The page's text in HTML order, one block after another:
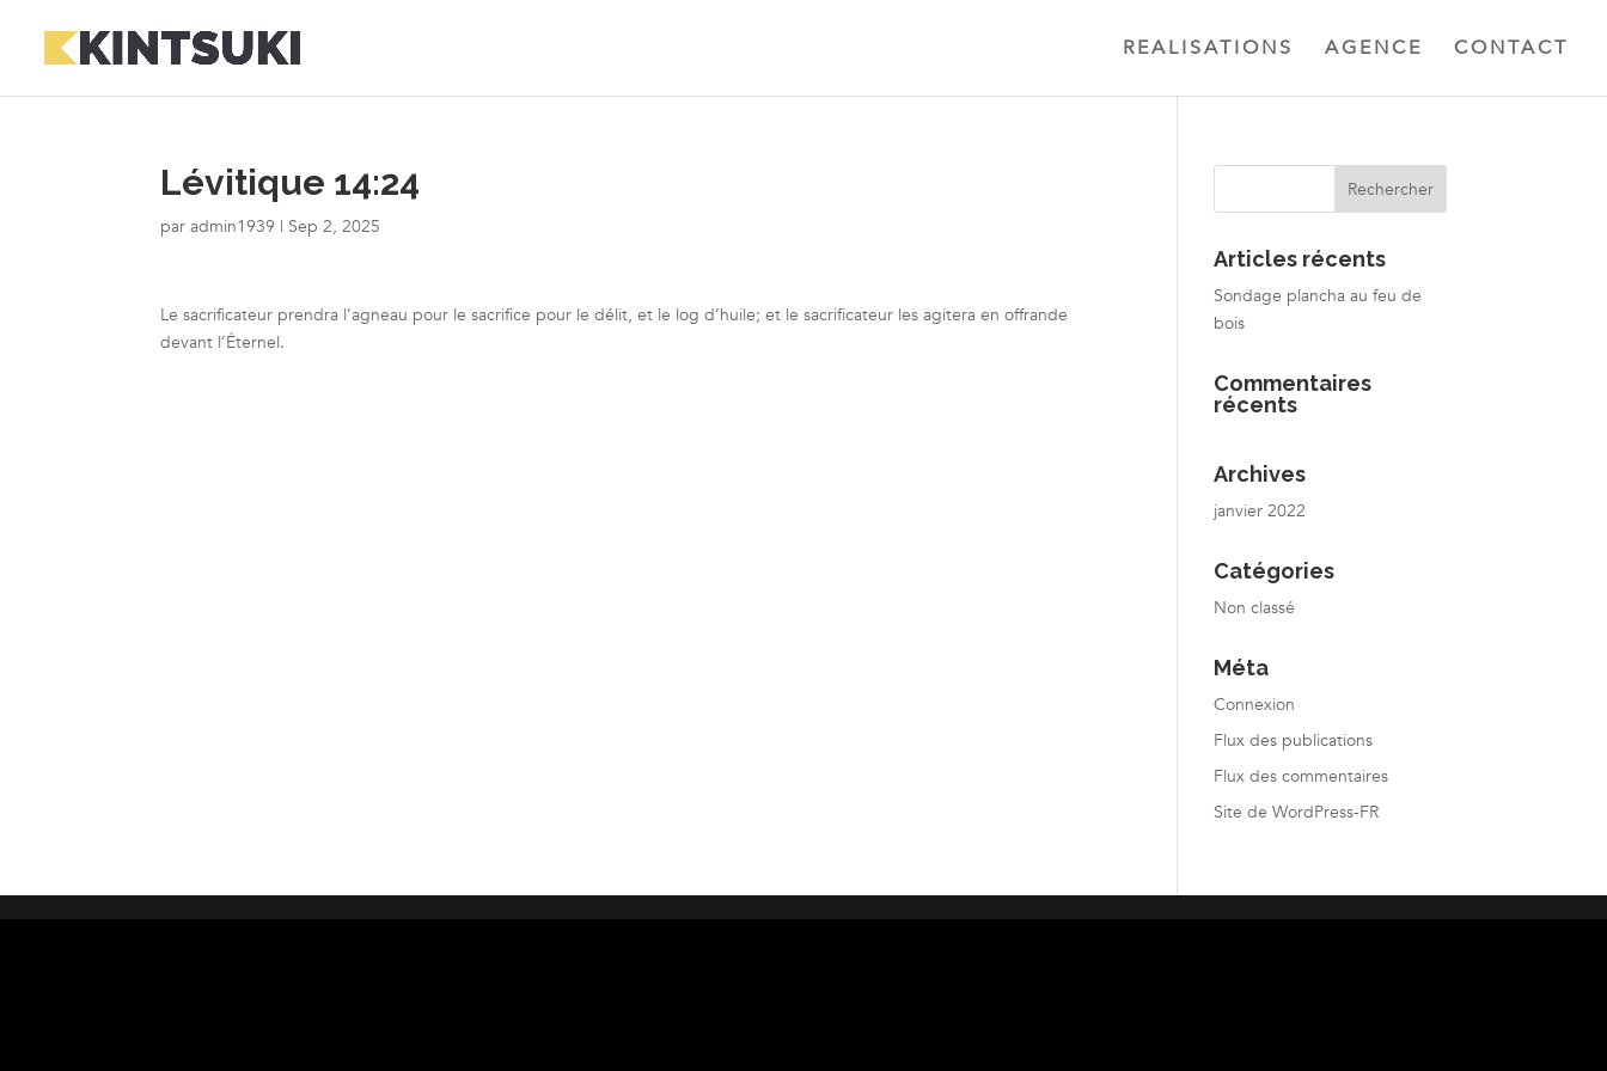
REALISATIONS AGENCE CONTACT
Lévitique 14:24
paradmin1939 | Sep 2, 2025
Le sacrificateur prendra l’agneau pour le sacrifice pour le délit, et le log d’huile; et le sacrificateur les agitera en offrande
devant l’Éternel.
Articles récents
Sondage plancha au feu de
bois
Commentaires
récents
Archives
janvier 2022
Catégories
Non classé
Méta
Connexion
Flux des publications
Flux des commentaires
Site de WordPress-FR